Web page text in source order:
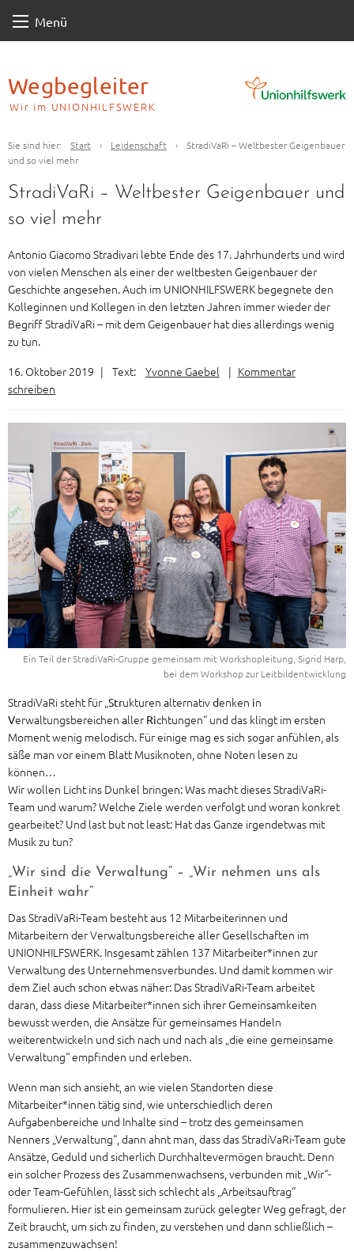
Menü
Wegbegleiter
Wir im UNIONHILFSWERK
Sie sind hier: Start › Leidenschaft ›
StradiVaRi – Weltbester Geigenbauer
und so viel mehr
StradiVaRi – Weltbester Geigenbauer und
so viel mehr
Antonio Giacomo Stradivari lebte Ende des 17. Jahrhunderts und wird
von vielen Menschen als einer der weltbesten Geigenbauer der
Geschichte angesehen. Auch im UNIONHILFSWERK begegnete den
Kolleginnen und Kollegen in den letzten Jahren immer wieder der
Begriff StradiVaRi – mit dem Geigenbauer hat dies allerdings wenig
zu tun.
16. Oktober 2019 | Text: Yvonne Gaebel | Kommentar
schreiben
Ein Teil der StradiVaRi-Gruppe gemeinsam mit Workshopleitung, Sigrid Harp,
bei dem Workshop zur Leitbildentwicklung
StradiVaRi steht für „ Strukturen alternativdenken in
Verwaltungsbereichen aller Richtungen“ und das klingt im ersten
Moment wenig melodisch. Für einige mag es sich sogar anfühlen, als
säße man vor einem Blatt Musiknoten, ohne Noten lesen zu
können…
Wir wollen Licht ins Dunkel bringen: Was macht dieses StradiVaRi-
Team und warum? Welche Ziele werden verfolgt und woran konkret
gearbeitet? Und last but not least: Hat das Ganze irgendetwas mit
Musik zu tun?
„Wir sind die Verwaltung“ – „Wir nehmen uns als
Einheit wahr“
Das StradiVaRi-Team besteht aus 12 Mitarbeiterinnen und
Mitarbeitern der Verwaltungsbereiche aller Gesellschaften im
UNIONHILFSWERK. Insgesamt zählen 137 Mitarbeiter*innen zur
Verwaltung des Unternehmensverbundes. Und damit kommen wir
dem Ziel auch schon etwas näher: Das StradiVaRi-Team arbeitet
daran, dass diese Mitarbeiter*innen sich ihrer Gemeinsamkeiten
bewusst werden, die Ansätze für gemeinsames Handeln
weiterentwickeln und sich nach und nach als „die eine gemeinsame
Verwaltung“ empfinden und erleben.
Wenn man sich ansieht, an wie vielen Standorten diese
Mitarbeiter*innen tätig sind, wie unterschiedlich deren
Aufgabenbereiche und Inhalte sind – trotz des gemeinsamen
Nenners „Verwaltung“, dann ahnt man, dass das StradiVaRi-Team gute
Ansätze, Geduld und sicherlich Durchhaltevermögen braucht. Denn
ein solcher Prozess des Zusammenwachsens, verbunden mit „Wir“-
oder Team-Gefühlen, lässt sich schlecht als „Arbeitsauftrag“
formulieren. Hier ist ein gemeinsam zurück gelegter Weg gefragt, der
Zeit braucht, um sich zu finden, zu verstehen und dann schließlich –
zusammenzuwachsen!